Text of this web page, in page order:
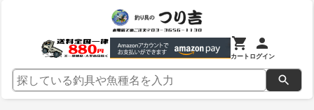
カートログイン